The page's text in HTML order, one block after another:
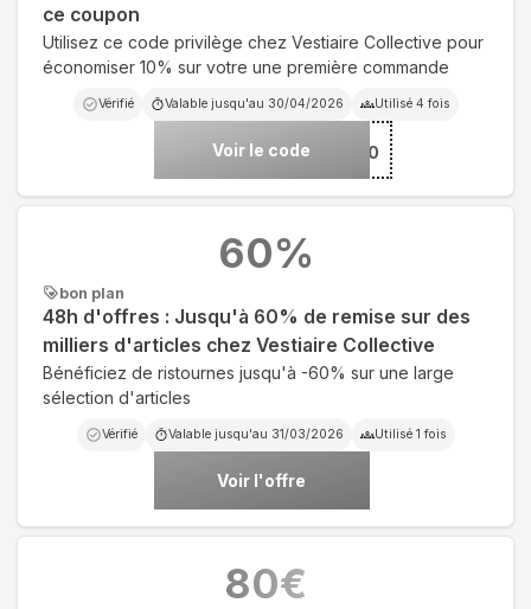
ce coupon
Utilisez ce code privilège chez Vestiaire Collective pour
économiser 10% sur votre une première commande
Vérifié Valable jusqu'au 30/04/2026 Utilisé 4 fois
Voir le code ***10
bon plan
48h d'offres : Jusqu'à 60% de remise sur des
milliers d'articles chez Vestiaire Collective
Bénéficiez de ristournes jusqu'à -60% sur une large
sélection d'articles
Vérifié Valable jusqu'au 31/03/2026 Utilisé 1 fois
Voir l'offre
60%
80€